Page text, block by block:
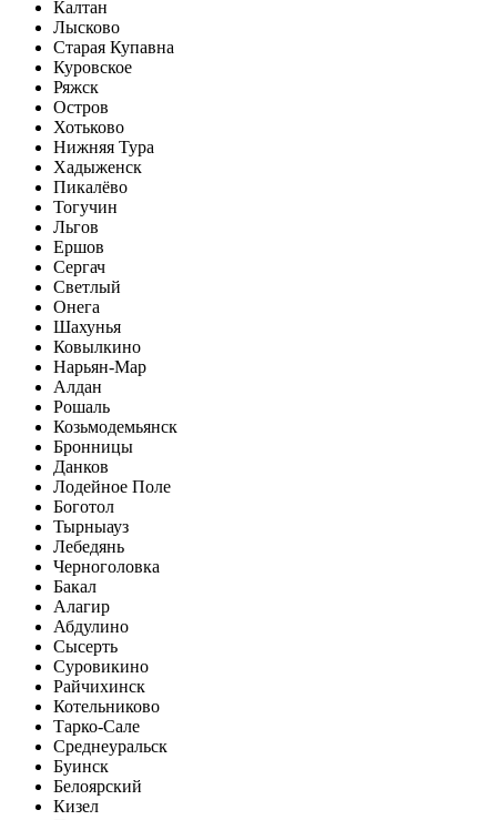
Калтан
Лысково
Старая Купавна
Куровское
Ряжск
Остров
Хотьково
Нижняя Тура
Хадыженск
Пикалёво
Тогучин
Льгов
Ершов
Сергач
Светлый
Онега
Шахунья
Ковылкино
Нарьян-Мар
Алдан
Рошаль
Козьмодемьянск
Бронницы
Данков
Лодейное Поле
Боготол
Тырныауз
Лебедянь
Черноголовка
Бакал
Алагир
Абдулино
Сысерть
Суровикино
Райчихинск
Котельниково
Тарко-Сале
Среднеуральск
Буинск
Белоярский
Кизел